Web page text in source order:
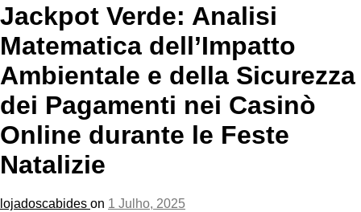
Jackpot Verde: Analisi
Matematica dell’Impatto
Ambientale e della Sicurezza
dei Pagamenti nei Casinò
Online durante le Feste
Natalizie
lojadoscabides on 1 Julho, 2025